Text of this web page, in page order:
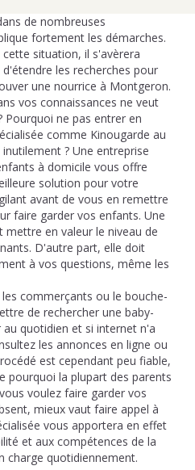
de nombreuses
fortement les démarches.
situation, il s'avèrera
les recherches pour
une nourrice à Montgeron.
vos connaissances ne veut
ne pas entrer en
comme Kinougarde au
? Une entreprise
à domicile vous offre
solution pour votre
avant de vous en remettre
faire garder vos enfants. Une
en valeur le niveau de
D'autre part, elle doit
à vos questions, même les
commerçants ou le bouche-
de rechercher une baby-
quotidien et si internet n'a
les annonces en ligne ou
est cependant peu fiable,
pourquoi la plupart des parents
voulez faire garder vos
mieux vaut faire appel à
vous apportera en effet
et aux compétences de la
charge quotidiennement.